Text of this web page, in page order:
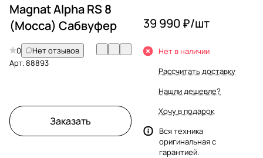
Magnat Alpha RS 8
(Mocca) Сабвуфер
0
Нет отзывов
Арт.88893
Заказать
39 990 ₽/шт
Нет в наличии
Рассчитать доставку
Нашли дешевле?
Хочу в подарок
Вся техника
оригинальная с
гарантией.